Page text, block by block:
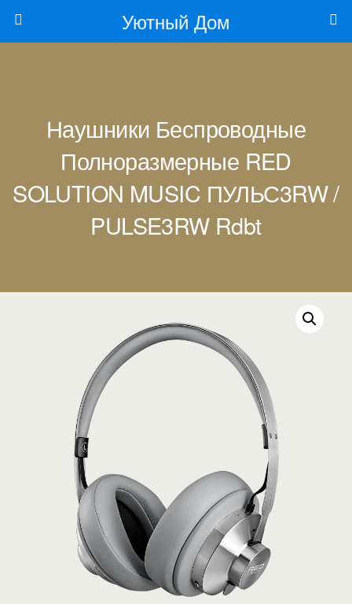
Уютный Дом
Наушники Беспроводные
Полноразмерные RED
SOLUTION MUSIC ПУЛЬС3RW /
PULSE3RW Rdbt